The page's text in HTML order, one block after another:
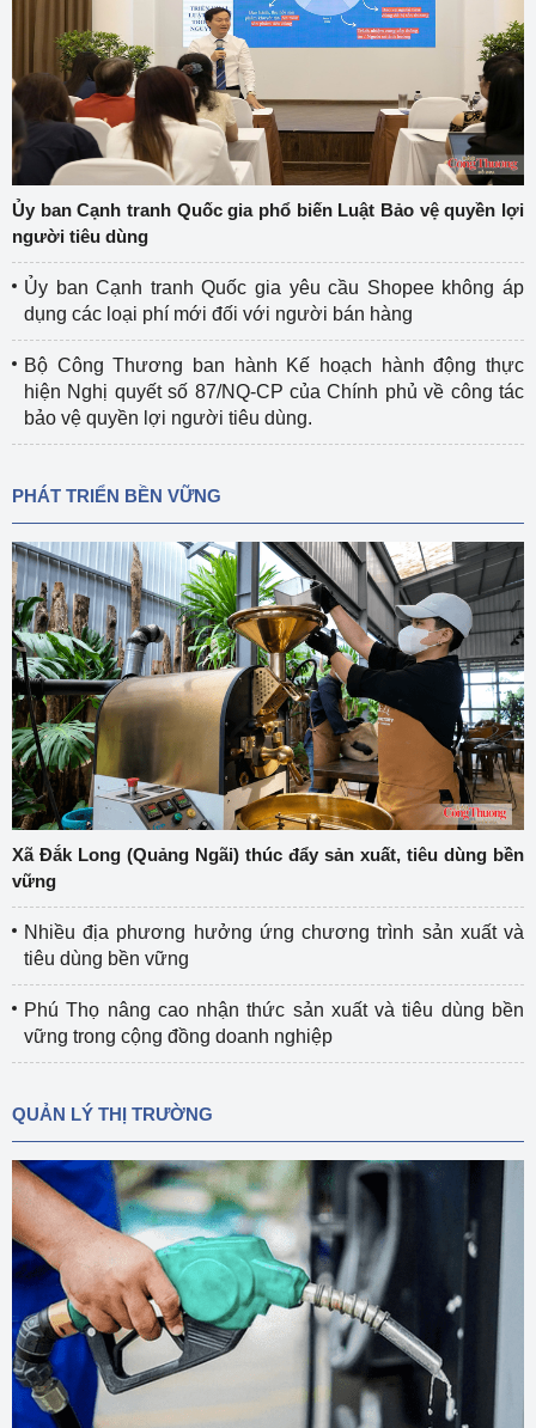
Ủy ban Cạnh tranh Quốc gia phổ biến Luật Bảo vệ quyền lợi
người tiêu dùng
Ủy ban Cạnh tranh Quốc gia yêu cầu Shopee không áp
dụng các loại phí mới đối với người bán hàng
Bộ Công Thương ban hành Kế hoạch hành động thực
hiện Nghị quyết số 87/NQ-CP của Chính phủ về công tác
bảo vệ quyền lợi người tiêu dùng.
PHÁT TRIỂN BỀN VỮNG
Xã Đắk Long (Quảng Ngãi) thúc đẩy sản xuất, tiêu dùng bền
vững
Nhiều địa phương hưởng ứng chương trình sản xuất và
tiêu dùng bền vững
Phú Thọ nâng cao nhận thức sản xuất và tiêu dùng bền
vững trong cộng đồng doanh nghiệp
QUẢN LÝ THỊ TRƯỜNG